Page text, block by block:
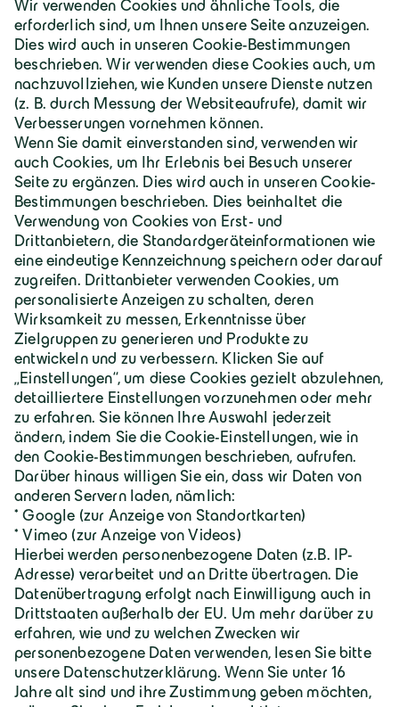
Deutschland | Deutsch
Geiger Gruppe
Über Geiger
Karriere
Geiger Gruppe
Wilhelm-Geiger-Straße 1
87561 Oberstdorf
+49 8322 18 0